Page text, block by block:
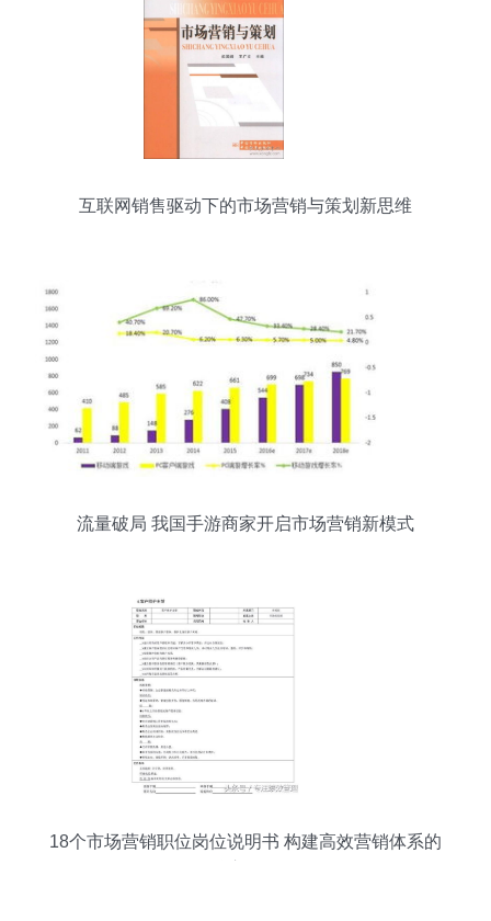
互联网销售驱动下的市场营销与策划新思维
流量破局 我国手游商家开启市场营销新模式
18个市场营销职位岗位说明书 构建高效营销体系的